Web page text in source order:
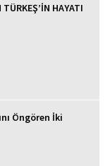
HAYATI
Öngören İki